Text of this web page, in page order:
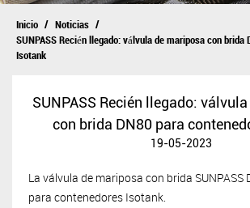
Inicio / Noticias /
SUNPASS Recién llegado: válvula de mariposa con brida
Isotank
SUNPASS Recién llegado:
con brida DN80 para
19-05-2023
La válvula de mariposa con brida SUNPASS
para contenedores Isotank.